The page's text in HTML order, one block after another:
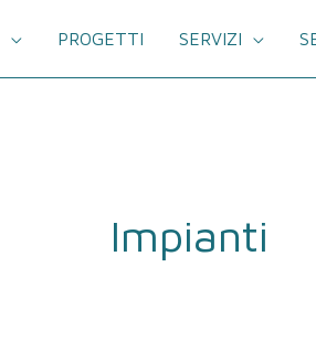
PROGETTI SERVIZI
Impianti